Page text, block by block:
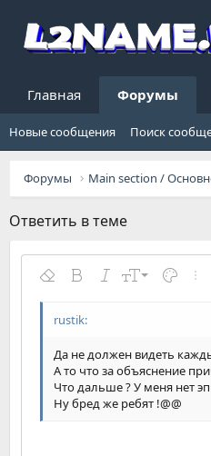
Главная Форумы
Новые сообщения Поиск
Форумы Main section /
Ответить в теме
Удалить форматирование
ЖирныйКурсивРазмер
9
15
18
22
Цвет
Шрифт Arial
Courier New
Georgia
Зачёркнутый
Вставить горизонтальную
Спойлер
Код
Да не должен видеть
А то что за объяснение
Что дальше ? У меня нет
Ну бред же ребят !@@